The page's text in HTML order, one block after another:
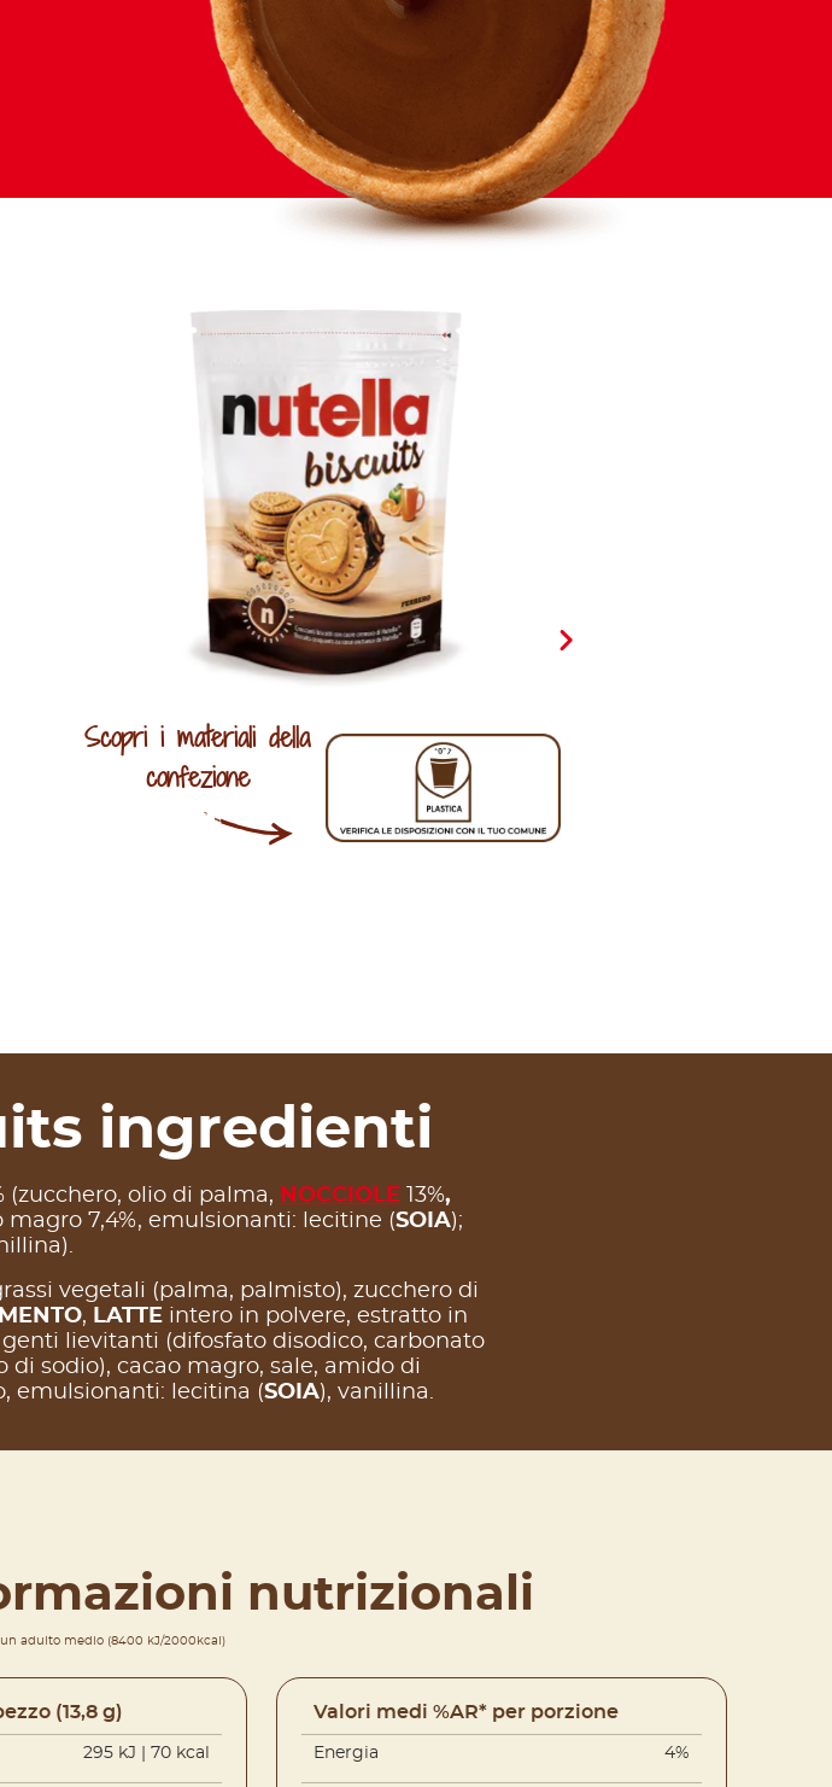
Scopri i materiali della
confezione
ingredienti
(zucchero, olio di palma, NOCCIOLE 13%,
magro 7,4%, emulsionanti: lecitine (SOIA);
vegetali (palma, palmisto), zucchero di
, LATTEintero in polvere, estratto in
lievitanti (difosfato disodico, carbonato
sodio), cacao magro, sale, amido di
emulsionanti: lecitina (SOIA), vanillina.
nutrizionali
adulto medio (8400 kJ/2000kcal)
(13,8 g)
295 kJ | 70 kcal
Valori medi %AR* per porzione
Energia 4%